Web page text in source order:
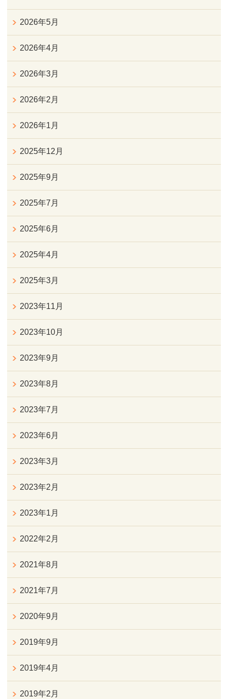
2026年5月
2026年4月
2026年3月
2026年2月
2026年1月
2025年12月
2025年9月
2025年7月
2025年6月
2025年4月
2025年3月
2023年11月
2023年10月
2023年9月
2023年8月
2023年7月
2023年6月
2023年3月
2023年2月
2023年1月
2022年2月
2021年8月
2021年7月
2020年9月
2019年9月
2019年4月
2019年2月